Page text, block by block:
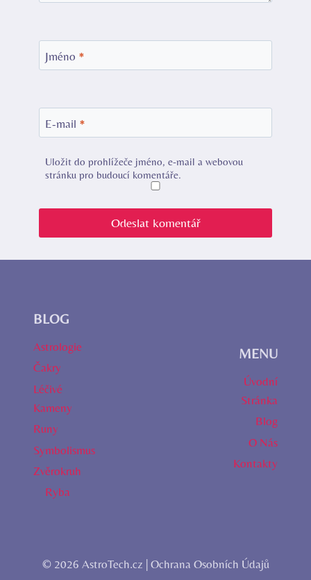
Jméno *
E-mail *
Uložit do prohlížeče jméno, e-mail a webovou
stránku pro budoucí komentáře.
BLOG
Astrologie
Čakry
Léčivé
Kameny
Runy
Symbolismus
Zvěrokruh
Ryba
MENU
Úvodní
Stránka
Blog
O Nás
Kontakty
© 2026 AstroTech.cz | Ochrana Osobních Údajů